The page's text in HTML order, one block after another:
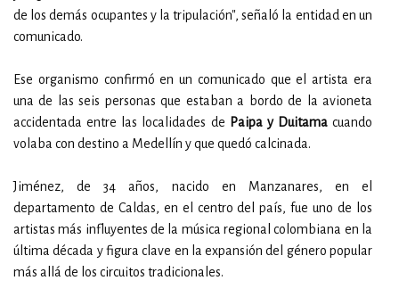
de los demás ocupantes y la tripulación", señaló la entidad en un
comunicado.
Ese organismo confirmó en un comunicado que el artista era
una de las seis personas que estaban a bordo de la avioneta
accidentada entre las localidades de Paipa y Duitamacuando
volaba con destino a Medellín y que quedó calcinada.
Jiménez, de 34 años, nacido en Manzanares, en el
departamento de Caldas, en el centro del país, fue uno de los
artistas más influyentes de la música regional colombiana en la
última década y figura clave en la expansión del género popular
más allá de los circuitos tradicionales.